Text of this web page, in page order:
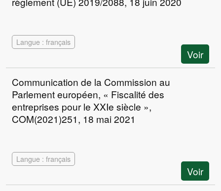
Langue : français
Voir
Communication de la Commission au
Parlement européen, « Fiscalité des
entreprises pour le XXIe siècle »,
COM(2021)251, 18 mai 2021
Langue : français
Voir